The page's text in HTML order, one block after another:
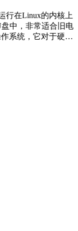
行在Linux的内核上
中，非常适合旧电
系统，它对于硬件